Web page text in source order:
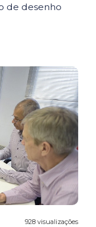
de desenho
928 visualizações